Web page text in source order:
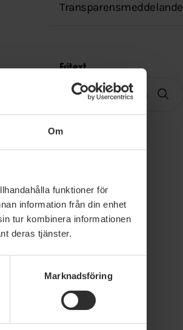
Om
funktioner för
information från din enhet
tur kombinera informationen
deras tjänster.
Marknadsföring
Transparensmeddelande
Fritext